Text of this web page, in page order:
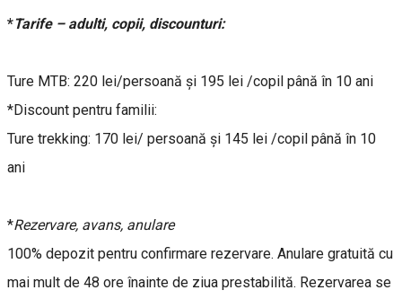
*Tarife – adulti, copii, discounturi:
Ture MTB: 220 lei/persoană și 195 lei /copil până în 10 ani
*Discount pentru familii:
Ture trekking: 170 lei/ persoană și 145 lei /copil până în 10
ani
*Rezervare, avans, anulare
100% depozit pentru confirmare rezervare. Anulare gratuită cu
mai mult de 48 ore înainte de ziua prestabilită. Rezervarea se